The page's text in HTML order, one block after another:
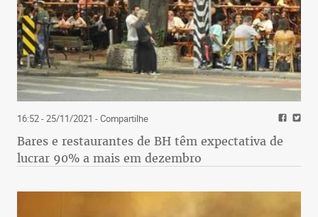
16:52 - 25/11/2021 - Compartilhe
Bares e restaurantes de BH têm expectativa de
lucrar 90% a mais em dezembro